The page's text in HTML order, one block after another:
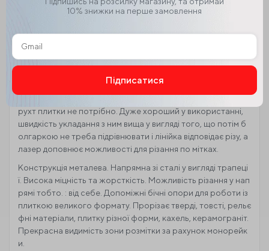
• Швидка рентабельність під час професійного використа
Практичність в експлуатації
Інструмент професійний та надійний. Опора дуже стійка,
ь-яким кутом, різець на шарикопідшипниках, все налаштов
рухт плитки не потрібно. Дуже хороший у використанні,
швидкість укладання з ним вища у вигляді того, що потім б
олгаркою не треба підрівнювати і лінійка відповідає різу, а
лазер доповнює можливості для різання по мітках.
Конструкція металева. Напрямна зі сталі у вигляді трапеці
ї. Висока міцність та жорсткість. Можливість різання у нап
рямі тобто. : від себе. Допоміжні бічні опори для роботи із
плиткою великого формату. Прорізає тверді, товсті, рельє
фні матеріали, плитку різної форми, кахель, керамограніт.
Прекрасна видимість зони розмітки за рахунок монорейк
и.
10% знижки на перше замовлення
Підписатися